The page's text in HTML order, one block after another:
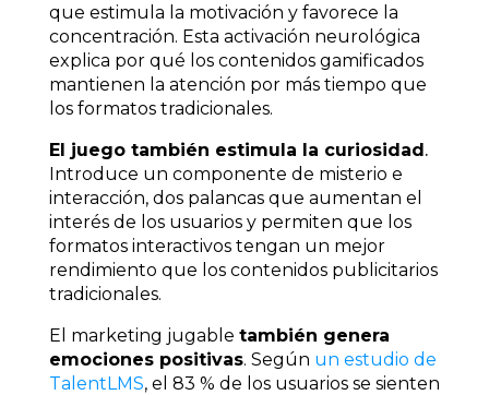
que estimula la motivación y favorece la
concentración. Esta activación neurológica
explica por qué los contenidos gamificados
mantienen la atención por más tiempo que
los formatos tradicionales.
El juego también estimula la curiosidad.
Introduce un componente de misterio e
interacción, dos palancas que aumentan el
interés de los usuarios y permiten que los
formatos interactivos tengan un mejor
rendimiento que los contenidos publicitarios
tradicionales.
El marketing jugable también genera
emociones positivas. Según un estudio de
TalentLMS, el 83 % de los usuarios se sienten